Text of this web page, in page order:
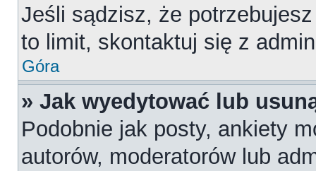
Jeśli sądzisz, że
to limit, skontaktuj się z
Góra
» Jak wyedytować lub
Podobnie jak posty, ankiety
autorów, moderatorów lub